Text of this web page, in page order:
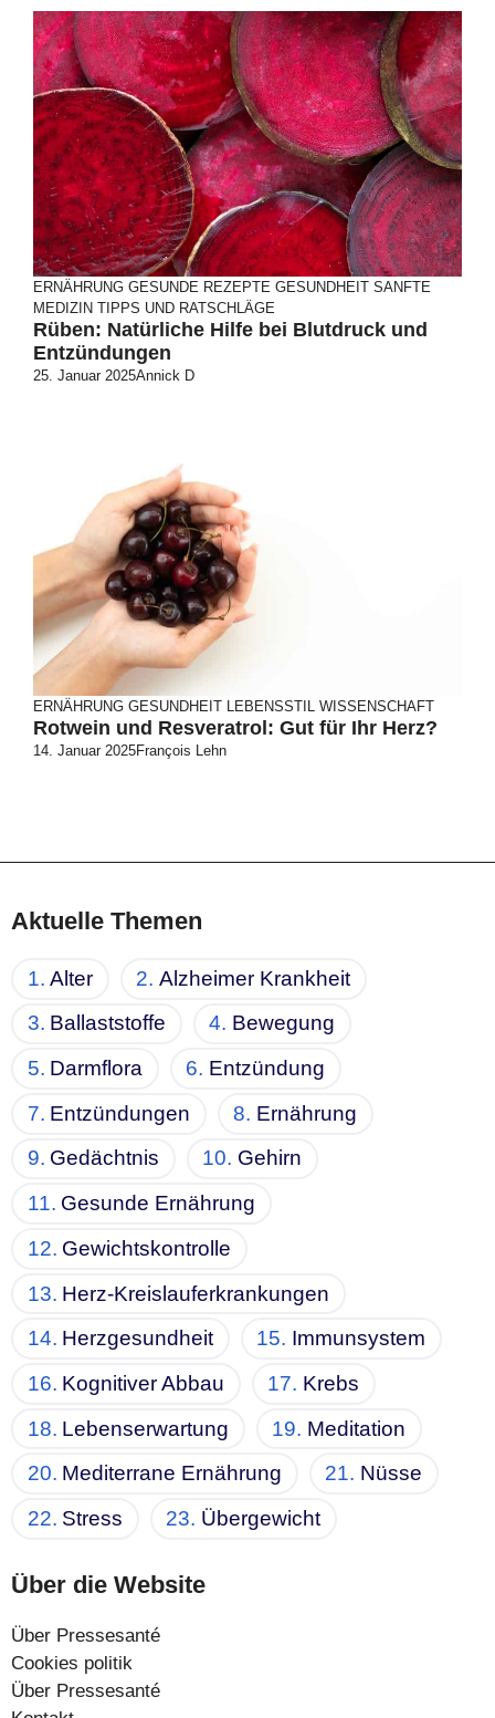
ERNÄHRUNG GESUNDE REZEPTE GESUNDHEIT SANFTE
MEDIZIN TIPPS UND RATSCHLÄGE
Rüben: Natürliche Hilfe bei Blutdruck und
Entzündungen
25. Januar 2025Annick D
ERNÄHRUNG GESUNDHEIT LEBENSSTIL WISSENSCHAFT
Rotwein und Resveratrol: Gut für Ihr Herz?
14. Januar 2025François Lehn
Aktuelle Themen
Alter
Alzheimer Krankheit
Ballaststoffe
Bewegung
Darmflora
Entzündung
Entzündungen
Ernährung
Gedächtnis
Gehirn
Gesunde Ernährung
Gewichtskontrolle
Herz-Kreislauferkrankungen
Herzgesundheit
Immunsystem
Kognitiver Abbau
Krebs
Lebenserwartung
Meditation
Mediterrane Ernährung
Nüsse
Stress
Übergewicht
Über die Website
Über Pressesanté
Cookies politik
Über Pressesanté